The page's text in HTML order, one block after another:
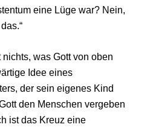
eine Lüge war? Nein,
was Gott von oben
Idee eines
der sein eigenes Kind
den Menschen vergeben
ist das Kreuz eine